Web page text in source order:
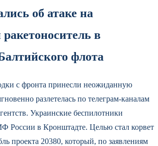
об атаке на
в
флота
с фронта принесли неожиданную
разлетелась по телеграм-каналам
Украинские беспилотники
России в Кронштадте. Целью стал корвет
проекта 20380, который, по заявлениям